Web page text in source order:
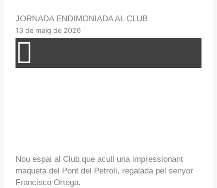
JORNADA ENDIMONIADA AL CLUB
13 de maig de 2026
Nou espai al Club que acull una impressionant
maqueta del Pont del Petroli, regalada pel senyor
Francisco Ortega.